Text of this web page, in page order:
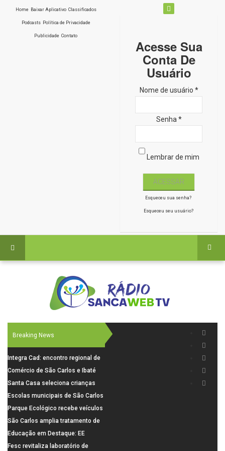
Home Baixar Aplicativo Classificados
Podcasts Política de Privacidade
Publicidade Contato
Acesse Sua
Conta De
Usuário
Nome de usuário *
Senha *
Lembrar de mim
Esqueceu sua senha?
Esqueceu seu usuário?
Breaking News
Integra Cad: encontro regional de
segurança púbica será realizado
dia 10 de agosto em São Carlos
Comércio de São Carlos e Ibaté
terá horário especial para o dia
dos Pais
Santa Casa seleciona crianças
para pesquisa sobre dor de
crescimento
Escolas municipais de São Carlos
superam média Nacional do IDEB
Parque Ecológico recebe veículos
elétricos e moderniza rotina de
manejo dos animais
São Carlos amplia tratamento de
resíduos de saúde com autoclave
de última geração
Educação em Destaque: EE
Visconde da Cunha Bueno, em
Fesc revitaliza laboratório de